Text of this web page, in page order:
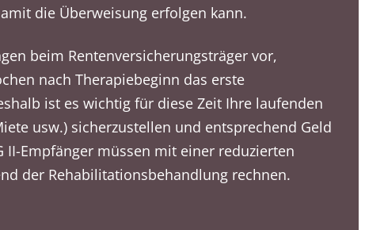
die Überweisung erfolgen kann.
beim Rentenversicherungsträger vor,
nach Therapiebeginn das erste
ist es wichtig für diese Zeit Ihre laufenden
usw.) sicherzustellen und entsprechend Geld
II-Empfänger müssen mit einer reduzierten
der Rehabilitationsbehandlung rechnen.